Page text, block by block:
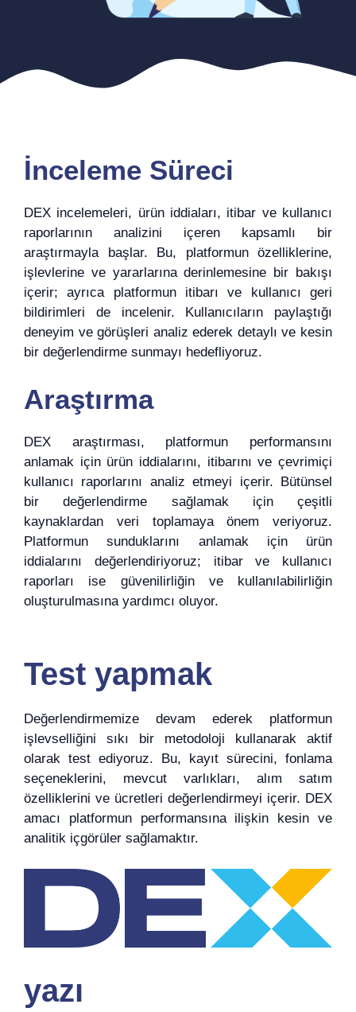
İnceleme Süreci
DEX incelemeleri, ürün iddiaları, itibar ve kullanıcı
raporlarının analizini içeren kapsamlı bir
araştırmayla başlar. Bu, platformun özelliklerine,
işlevlerine ve yararlarına derinlemesine bir bakışı
içerir; ayrıca platformun itibarı ve kullanıcı geri
bildirimleri de incelenir. Kullanıcıların paylaştığı
deneyim ve görüşleri analiz ederek detaylı ve kesin
bir değerlendirme sunmayı hedefliyoruz.
Araştırma
DEX araştırması, platformun performansını
anlamak için ürün iddialarını, itibarını ve çevrimiçi
kullanıcı raporlarını analiz etmeyi içerir. Bütünsel
bir değerlendirme sağlamak için çeşitli
kaynaklardan veri toplamaya önem veriyoruz.
Platformun sunduklarını anlamak için ürün
iddialarını değerlendiriyoruz; itibar ve kullanıcı
raporları ise güvenilirliğin ve kullanılabilirliğin
oluşturulmasına yardımcı oluyor.
Test yapmak
Değerlendirmemize devam ederek platformun
işlevselliğini sıkı bir metodoloji kullanarak aktif
olarak test ediyoruz. Bu, kayıt sürecini, fonlama
seçeneklerini, mevcut varlıkları, alım satım
özelliklerini ve ücretleri değerlendirmeyi içerir. DEX
amacı platformun performansına ilişkin kesin ve
analitik içgörüler sağlamaktır.
yazı